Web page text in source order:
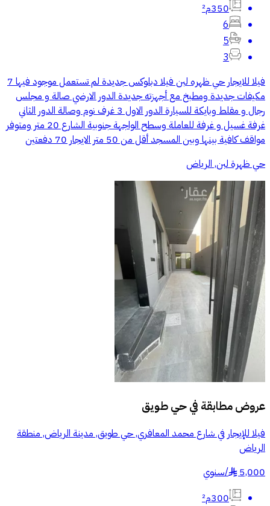
350م²
6
5
3
فيلا للايجار حي ظهره لبن فيلا دبلوكس جديدة لم تستعمل موجود فيها 7
مكيفات جديدة ومطبخ مع أجهزته جديدة الدور الارضي صالة و مجلس
رجال و مقلط وبايكة للسيارة الدور الاول 3 غرف نوم وصالة الدور الثاني
غرفة غسيل و غرفة للعاملة وسطح الواجهة جنوبية الشارع 20 متر ومتوفر
مواقف كافية بينها وبين المسجد أقل من 50 متر الايجار 70 دفعتين
حي ظهرة لبن, الرياض
عروض مطابقة فيحي طويق
فيلا للإيجار في شارع محمد المعافري, حي طويق, مدينة الرياض, منطقة
الرياض
5,000
§
/سنوي
300م²